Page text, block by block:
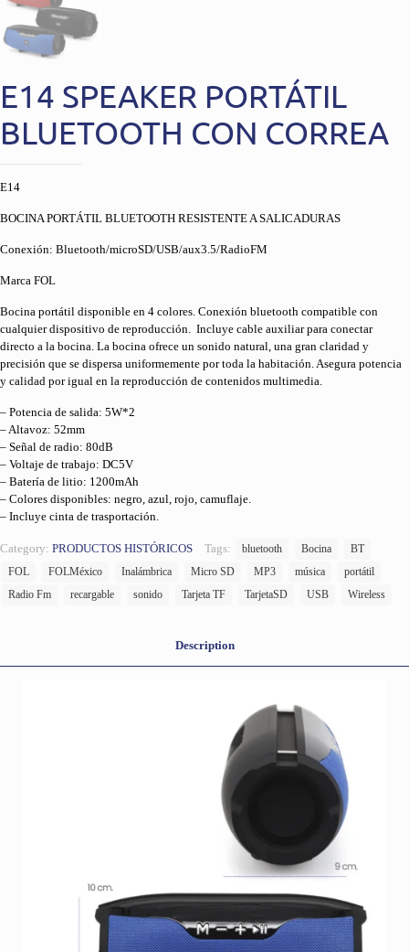
E14 SPEAKER PORTÁTIL
BLUETOOTH CON CORREA
E14
BOCINA PORTÁTIL BLUETOOTH RESISTENTE A SALICADURAS
Conexión: Bluetooth/microSD/USB/aux3.5/RadioFM
Marca FOL
Bocina portátil disponible en 4 colores. Conexión bluetooth compatible con
cualquier dispositivo de reproducción. Incluye cable auxiliar para conectar
directo a la bocina. La bocina ofrece un sonido natural, una gran claridad y
precisión que se dispersa uniformemente por toda la habitación. Asegura potencia
y calidad por igual en la reproducción de contenidos multimedia.
– Potencia de salida: 5W*2
– Altavoz: 52mm
– Señal de radio: 80dB
– Voltaje de trabajo: DC5V
– Batería de litio: 1200mAh
– Colores disponibles: negro, azul, rojo, camuflaje.
– Incluye cinta de trasportación.
Category: PRODUCTOS HISTÓRICOS Tags: bluetooth Bocina
BT
FOL
FOLMéxico Inalámbrica Micro SD MP3 música
portátil
Radio Fm
recargable sonido Tarjeta TF TarjetaSD USB Wireless
Description